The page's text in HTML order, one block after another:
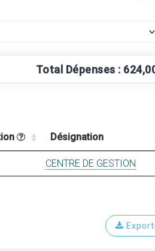
Total Dépenses :
Désignation
CENTRE DE GESTION